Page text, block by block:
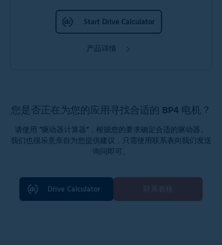
Start Drive Calculator
产品详情
您是否正在为您的应用寻找合适的 BP4 电机？
请使用 “驱动器计算器”，根据您的要求确定合适的驱动器。
我们也很乐意亲自为您提供建议，只需使用联系表向我们发送
询问即可。
Drive Calculator 联系表格